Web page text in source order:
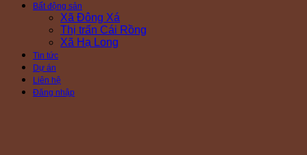
Bất động sản
Xã Đông Xá
Thị trấn Cái Rồng
Xã Hạ Long
Tin tức
Dự án
Liên hệ
Đăng nhập